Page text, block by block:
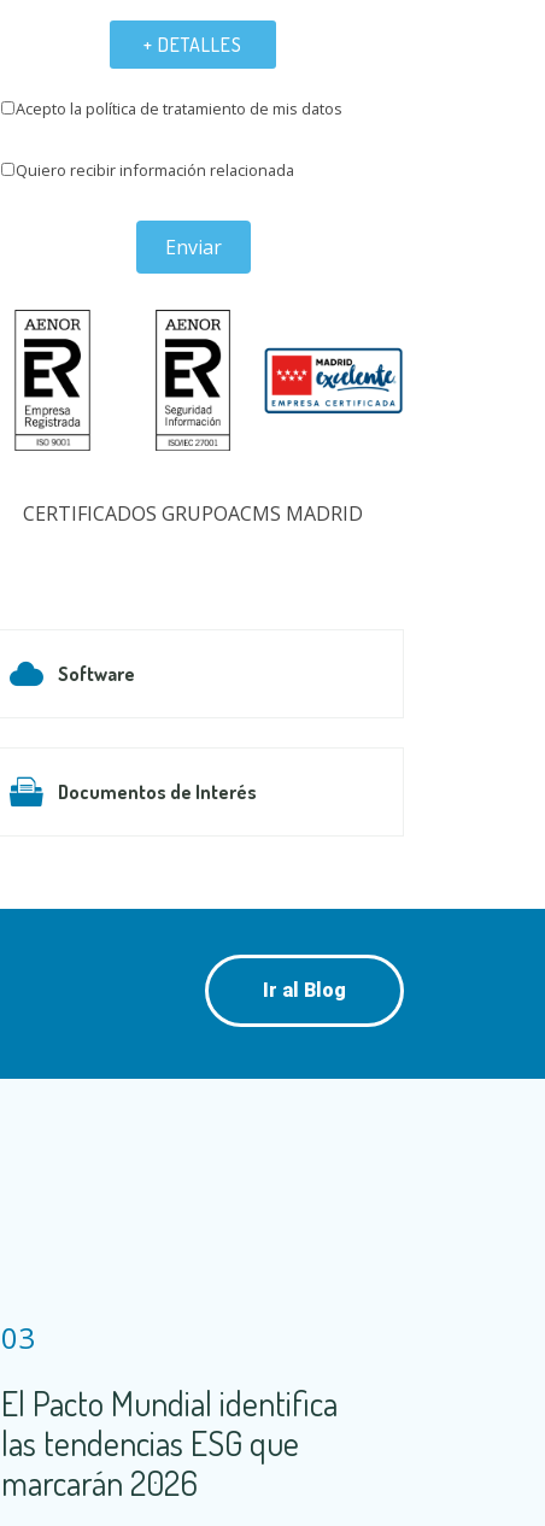
+ DETALLES
Acepto la política de tratamiento de mis datos
Quiero recibir información relacionada
Enviar
CERTIFICADOS GRUPOACMS MADRID
Software
Documentos de Interés
Ir al Blog
03
El Pacto Mundial identifica
las tendencias ESG que
marcarán 2026